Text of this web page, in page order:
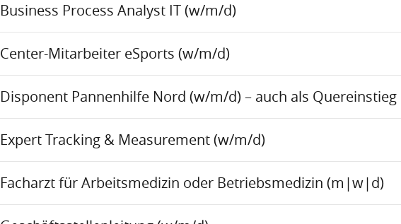
Business Process Analyst IT (w/m/d)
Center-Mitarbeiter eSports (w/m/d)
Disponent Pannenhilfe Nord (w/m/d) – auch als Quereinstieg
Expert Tracking & Measurement (w/m/d)
Facharzt für Arbeitsmedizin oder Betriebsmedizin (m|w|d)